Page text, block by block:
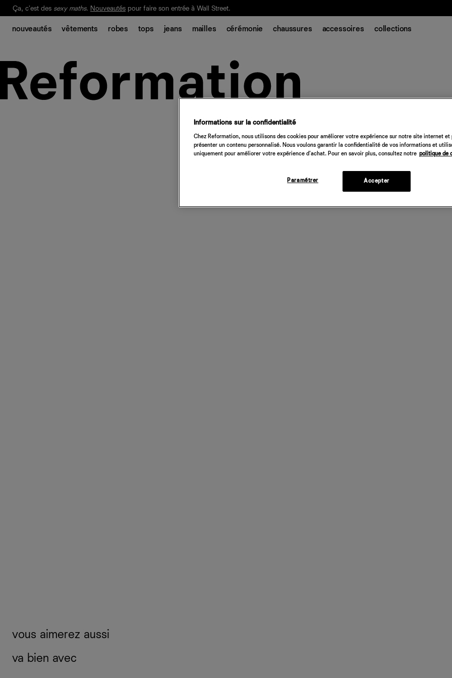
Notre Bilan Responsable 2025 est ici. Lisez-le
Ça, c'est des sexy maths. Nouveautés pour faire son entrée à Wall Street.
nouveautés vêtements robes tops jeans mailles cérémonie chaussures accessoires collections
vous aimerez aussi
va bien avec
Informations sur la confidentialité
Chez Reformation, nous utilisons des cookies pour améliorer votre expérience sur notre site internet et
présenter un contenu personnalisé. Nous voulons garantir la confidentialité de vos informations et
uniquement pour améliorer votre expérience d'achat. Pour en savoir plus, consultez notre politique de
Paramétrer Accepter